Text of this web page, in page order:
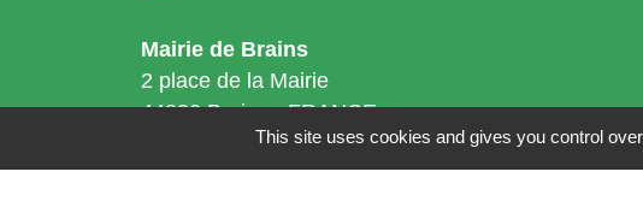
Mairie de Brains
2 place de la Mairie
44830 Brains - FRANCE
+33 2 40 65 51 30
Contact par formulaire
This site uses cookies and gives you control